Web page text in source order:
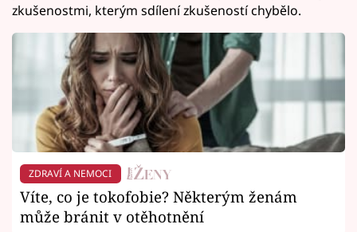
zkušenostmi, kterým sdílení zkušeností chybělo.
ZDRAVÍ A NEMOCI
Víte, co je tokofobie? Některým ženám
může bránit v otěhotnění